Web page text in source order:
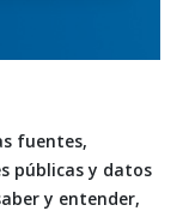
fuentes,
públicas y datos
y entender,